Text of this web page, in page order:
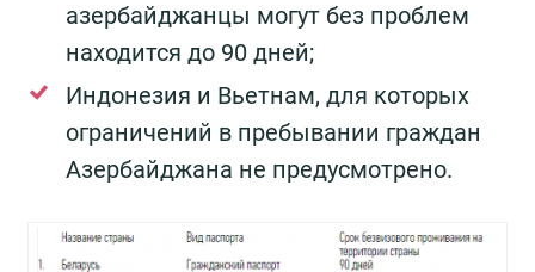
азербайджанцы могут без проблем
находится до 90 дней;
Индонезия и Вьетнам, для которых
ограничений в пребывании граждан
Азербайджана не предусмотрено.